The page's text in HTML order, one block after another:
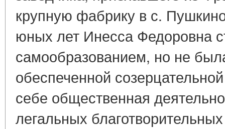
крупную фабрику в с.
юных лет Инесса Федоровна
самообразованием, но не
обеспеченной
себе общественная
легальных